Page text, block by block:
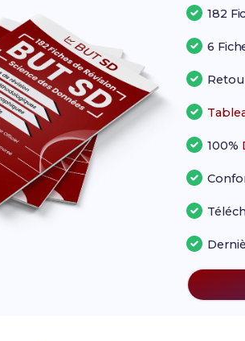
182
6
100%